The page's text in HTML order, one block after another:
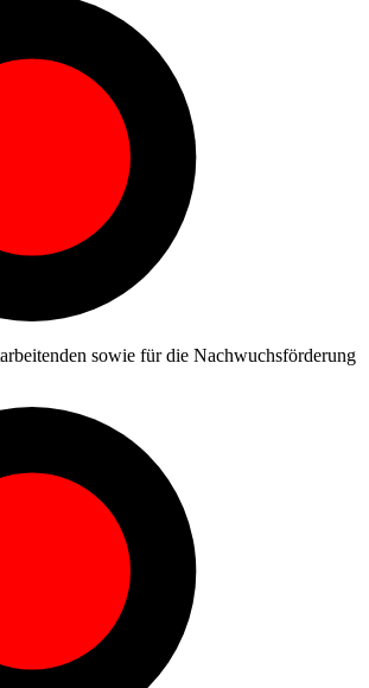
sowie für die Nachwuchsförderung